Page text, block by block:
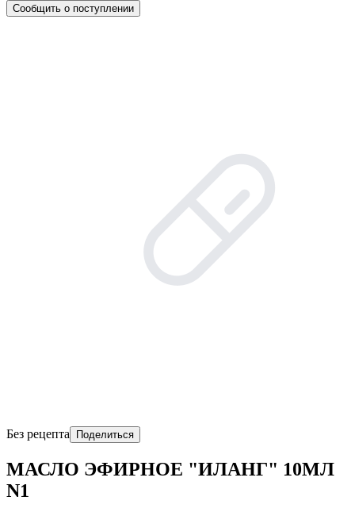
Сообщить о поступлении
Без рецепта Поделиться
МАСЛО ЭФИРНОЕ "ИЛАНГ" 10МЛ
N1